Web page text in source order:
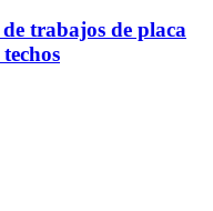
trabajos de placa